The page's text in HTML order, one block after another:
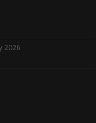
2026